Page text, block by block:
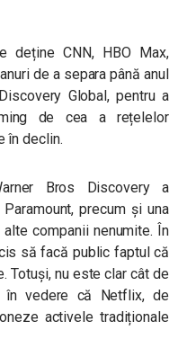
deține CNN, HBO Max,
de a separa până anul
Global, pentru a
de cea a rețelelor
în declin.
Bros Discovery a
precum și una
companii nenumite. În
să facă public faptul că
Totuși, nu este clar cât de
în vedere că Netflix, de
activele tradiționale